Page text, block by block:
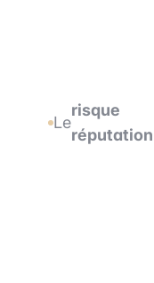
Le
risque